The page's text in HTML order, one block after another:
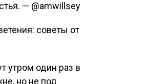
— @amwillsey
утром один раз в
но не под